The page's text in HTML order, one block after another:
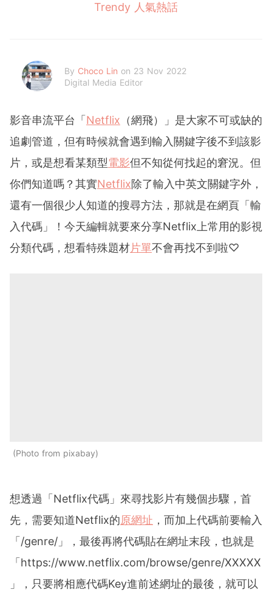
Trendy 人氣熱話
By Choco Lin on 23 Nov 2022
Digital Media Editor
影音串流平台「 Netflix （網飛）」是大家不可或缺的
追劇管道，但有時候就會遇到輸入關鍵字後不到該影
片，或是想看某類型電影但不知從何找起的窘況。但
你們知道嗎？其實Netflix除了輸入中英文關鍵字外，
還有一個很少人知道的搜尋方法，那就是在網頁「輸
入代碼」！今天編輯就要來分享Netflix上常用的影視
分類代碼，想看特殊題材片單不會再找不到啦♡
Photo from pixabay
想透過「Netflix代碼」來尋找影片有幾個步驟，首
先，需要知道Netflix的原網址 ，而加上代碼前要輸入
「/genre/」，最後再將代碼貼在網址末段，也就是
「https://www.netflix.com/browse/genre/XXXXX
」，只要將相應代碼Key進前述網址的最後，就可以